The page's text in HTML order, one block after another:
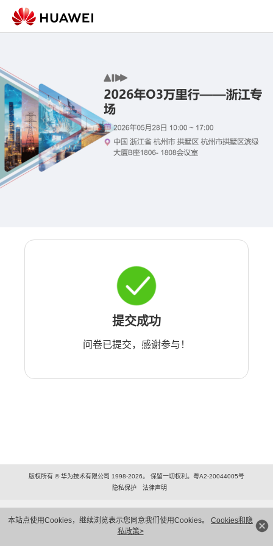
本站点使用Cookies，继续浏览表示您同意我们使用Cookies。 Cookies和隐
私政策>
提交成功
问卷已提交，感谢参与！
版权所有 © 华为技术有限公司 1998-2026。 保留一切权利。粤A2-20044005号
隐私保护
法律声明